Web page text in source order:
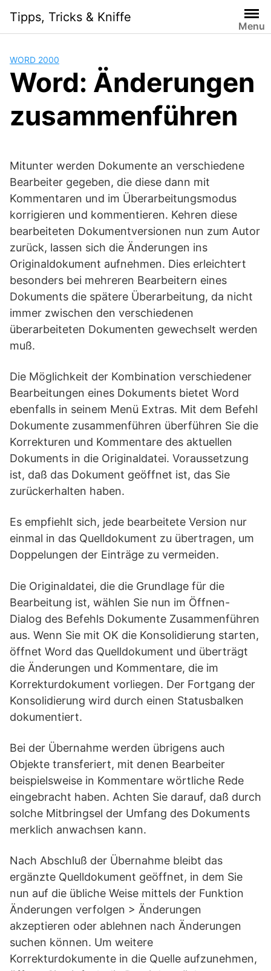
content
Tipps, Tricks & Kniffe
Menu
WORD 2000
Word: Änderungen
zusammenführen
Mitunter werden Dokumente an verschiedene
Bearbeiter gegeben, die diese dann mit
Kommentaren und im Überarbeitungsmodus
korrigieren und kommentieren. Kehren diese
bearbeiteten Dokumentversionen nun zum Autor
zurück, lassen sich die Änderungen ins
Originaldokument aufnehmen. Dies erleichtert
besonders bei mehreren Bearbeitern eines
Dokuments die spätere Überarbeitung, da nicht
immer zwischen den verschiedenen
überarbeiteten Dokumenten gewechselt werden
muß.
Die Möglichkeit der Kombination verschiedener
Bearbeitungen eines Dokuments bietet Word
ebenfalls in seinem Menü Extras. Mit dem Befehl
Dokumente zusammenführen überführen Sie die
Korrekturen und Kommentare des aktuellen
Dokuments in die Originaldatei. Voraussetzung
ist, daß das Dokument geöffnet ist, das Sie
zurückerhalten haben.
Es empfiehlt sich, jede bearbeitete Version nur
einmal in das Quelldokument zu übertragen, um
Doppelungen der Einträge zu vermeiden.
Die Originaldatei, die die Grundlage für die
Bearbeitung ist, wählen Sie nun im Öffnen-
Dialog des Befehls Dokumente Zusammenführen
aus. Wenn Sie mit OK die Konsolidierung starten,
öffnet Word das Quelldokument und überträgt
die Änderungen und Kommentare, die im
Korrekturdokument vorliegen. Der Fortgang der
Konsolidierung wird durch einen Statusbalken
dokumentiert.
Bei der Übernahme werden übrigens auch
Objekte transferiert, mit denen Bearbeiter
beispielsweise in Kommentare wörtliche Rede
eingebracht haben. Achten Sie darauf, daß durch
solche Mitbringsel der Umfang des Dokuments
merklich anwachsen kann.
Nach Abschluß der Übernahme bleibt das
ergänzte Quelldokument geöffnet, in dem Sie
nun auf die übliche Weise mittels der Funktion
Änderungen verfolgen > Änderungen
akzeptieren oder ablehnen nach Änderungen
suchen können. Um weitere
Korrekturdokumente in die Quelle aufzunehmen,